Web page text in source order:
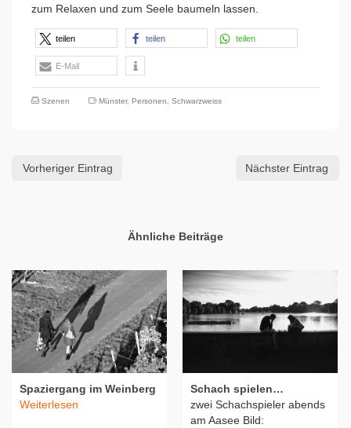
zum Relaxen und zum Seele baumeln lassen.
teilen teilen teilen
E-Mail
Szenen Münster, Personen Schwarzweiss
Vorheriger Eintrag Nächster Eintrag
Ähnliche Beiträge
Spaziergang im Weinberg
Weiterlesen
Schach spielen…
zwei Schachspieler abends
am Aasee Bild: